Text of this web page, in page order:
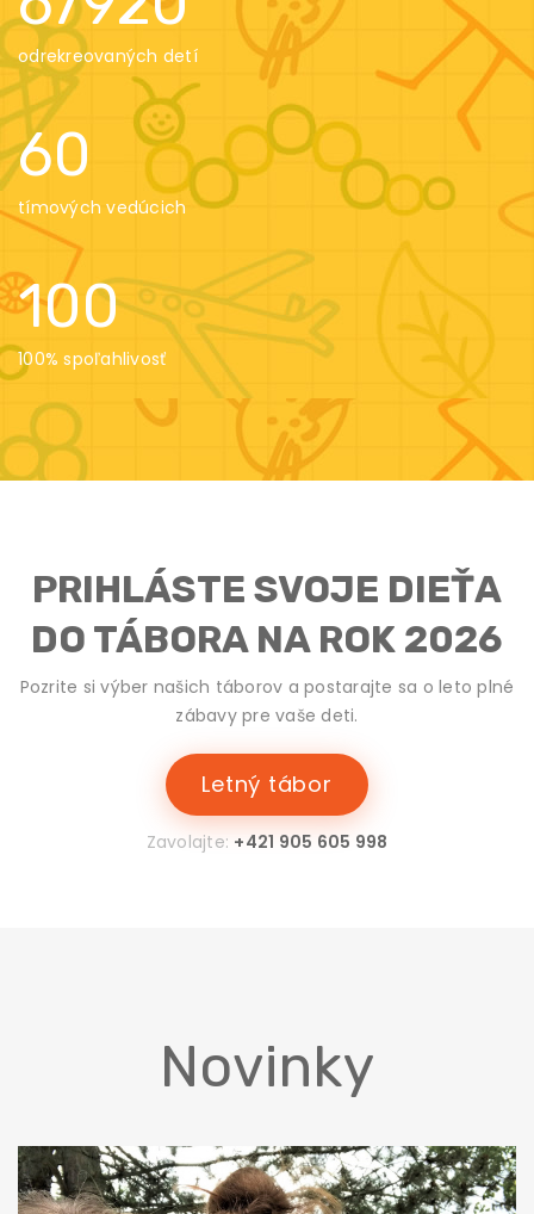
odrekreovaných detí
60
tímových vedúcich
100
100% spoľahlivosť
PRIHLÁSTE SVOJE DIEŤA
DO TÁBORA NA ROK 2026
Pozrite si výber našich táborov a postarajte sa o leto plné
zábavy pre vaše deti.
Letný tábor
Zavolajte: +421 905 605 998
Novinky